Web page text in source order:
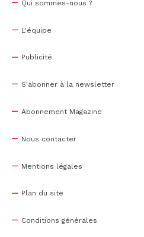
Qui sommes-nous ?
L'équipe
Publicité
S'abonner à la newsletter
Abonnement Magazine
Nous contacter
Mentions légales
Plan du site
Conditions générales